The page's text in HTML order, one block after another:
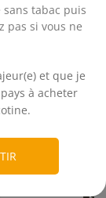
tabac puis
pas si vous ne
et que je
à acheter
Ragnarok 50